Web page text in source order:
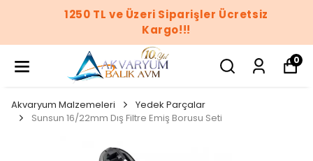
1250 TL ve Üzeri Siparişler Ücretsiz
Kargo!!!
0
Akvaryum Malzemeleri
Yedek Parçalar
Sunsun 16/22mm Dış Filtre Emiş Borusu Seti